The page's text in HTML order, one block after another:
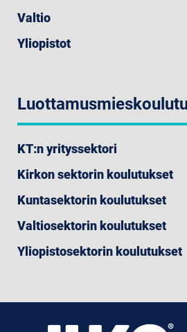
Valtio
Yliopistot
KT:n yrityssektori
Kirkon sektorin koulutukset
Kuntasektorin koulutukset
Valtiosektorin koulutukset
Yliopistosektorin koulutukset